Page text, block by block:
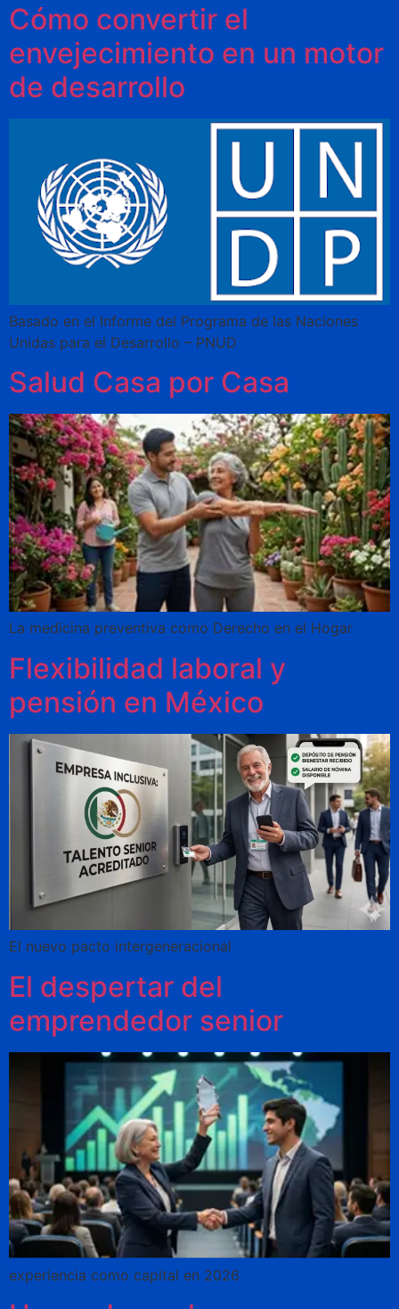
Cómo convertir el
envejecimiento en un motor
de desarrollo
Basado en el Informe del Programa de las Naciones
Unidas para el Desarrollo – PNUD
Salud Casa por Casa
La medicina preventiva como Derecho en el Hogar
Flexibilidad laboral y
pensión en México
El nuevo pacto intergeneracional
El despertar del
emprendedor senior
experiencia como capital en 2026